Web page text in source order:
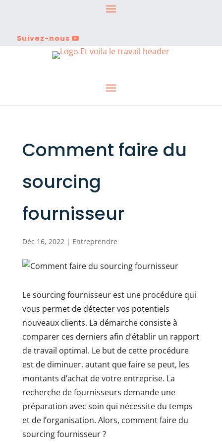
Suivez-nous
Comment faire du
sourcing
fournisseur
Déc 16, 2022| Entreprendre
Le sourcing fournisseur est une procédure qui
vous permet de détecter vos potentiels
nouveaux clients. La démarche consiste à
comparer ces derniers afin d’établir un rapport
de travail optimal. Le but de cette procédure
est de diminuer, autant que faire se peut, les
montants d’achat de votre entreprise. La
recherche de fournisseurs demande une
préparation avec soin qui nécessite du temps
et de l’organisation. Alors, comment faire du
sourcing fournisseur ?